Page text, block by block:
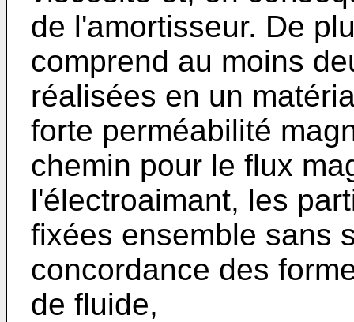
de l'amortisseur. De
comprend au moins
réalisées en un
forte perméabilité
chemin pour le flux
l'électroaimant, les
fixées ensemble sans
concordance des
de fluide,